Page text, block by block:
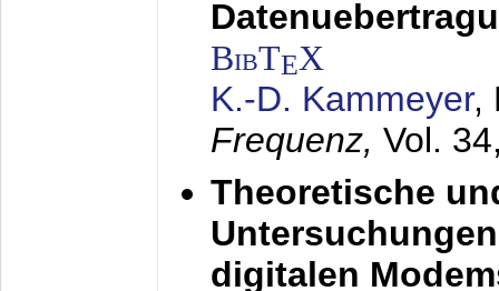
BibTEX
K.-D. Kammeyer,
Frequenz, Vol.
Theoretische
digitalen